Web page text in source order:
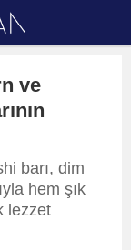
ve
barı, dim
hem şık
lezzet